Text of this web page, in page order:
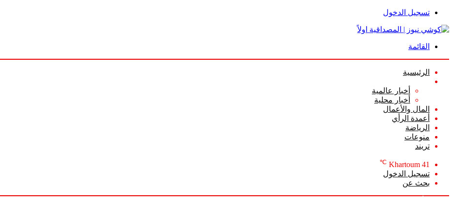
تسجيل الدخول
القائمة
الرئيسية
أخبار عالمية
أخبار محلية
المال والأعمال
أعمدة الرأي
الرياضة
منوعات
تريند
Khartoum 41
℃
تسجيل الدخول
بحث عن